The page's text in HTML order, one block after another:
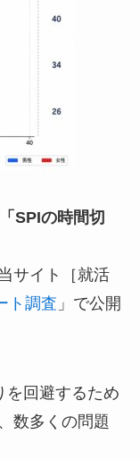
SPIの時間切
サイト［就活
ト調査 」で公開
を回避するため
数多くの問題